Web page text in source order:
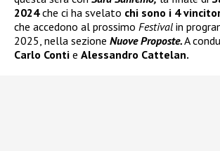
2024che ci ha svelato chi sono i 4
che accedono al prossimo Festival in
2025, nella sezione Nuove Proposte.A
Carlo Conti e Alessandro Cattelan.